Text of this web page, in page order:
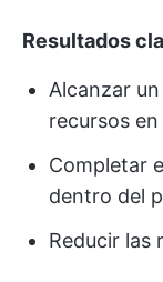
Resultados
Alcanzar
recursos
Completar
dentro del
Reducir las